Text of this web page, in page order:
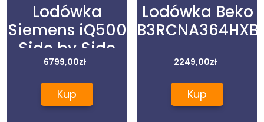
Lodówka
Siemens iQ500
Side by Side
KA93GAIEP
6799,00zł
Kup
Lodówka Beko
B3RCNA364HXB
2249,00zł
Kup